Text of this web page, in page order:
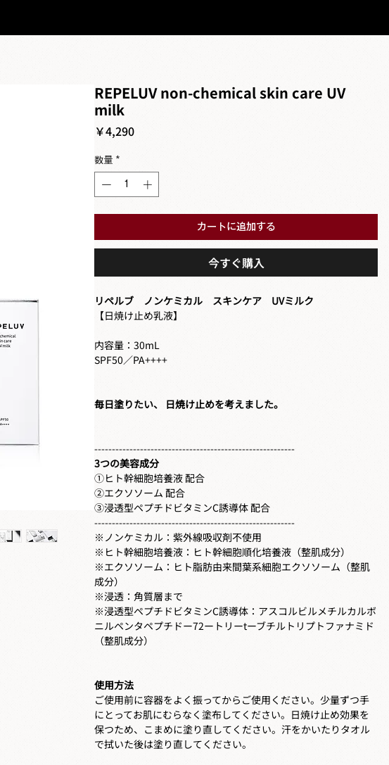
REPELUV non-chemical skin care UV
milk
￥4,290価
数量 *
カートに追加する
今すぐ購入
リペルブ ノンケミカル スキンケア UVミルク
【日焼け止め乳液】
内容量：30mL
SPF50／PA++++
毎日塗りたい、 日焼け止めを考えました。
---------------------------------------------------------
3つの美容成分
①ヒト幹細胞培養液 配合
②エクソソーム 配合
③浸透型ペプチドビタミンC誘導体 配合
---------------------------------------------------------
​※ノンケミカル：紫外線吸収剤不使用
※ヒト幹細胞培養液：ヒト幹細胞順化培養液（整肌成分）
​※エクソソーム：ヒト脂肪由来間葉系細胞エクソソーム（整肌
成分）
※浸透：角質層まで
※浸透型ペプチドビタミンC誘導体：アスコルビルメチルカルボ
ニルペンタペプチドー72ートリーtーブチルトリプトファナミド
（整肌成分）
使用方法
ご使用前に容器をよく振ってからご使用ください。少量ずつ手
にとってお肌にむらなく塗布してください。日焼け止め効果を
保つため、こまめに塗り直してください。汗をかいたりタオル
で拭いた後は塗り直してください。